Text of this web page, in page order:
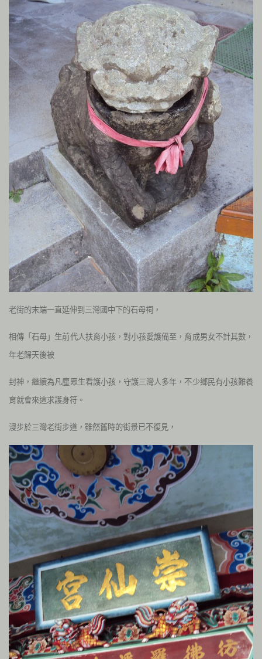
老街的末端一直延伸到三灣國中下的石母祠，
相傳「石母」生前代人扶育小孩，對小孩愛護備至，育成男女不計其數，
年老歸天後被
封神，繼續為凡塵眾生看護小孩，守護三灣人多年，不少鄉民有小孩難養
育就會來這求護身符。
漫步於三灣老街步道，雖然舊時的街景已不復見，